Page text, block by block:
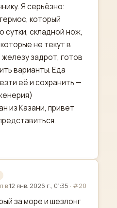
Я серьёзно:
который
сутки, складной нож,
не текут в
железу задрот, готов
варианты. Еда
её и сохранить —
из Казани, привет
в12 янв. 2026 г., 01:35 · #20
за море и шезлонг